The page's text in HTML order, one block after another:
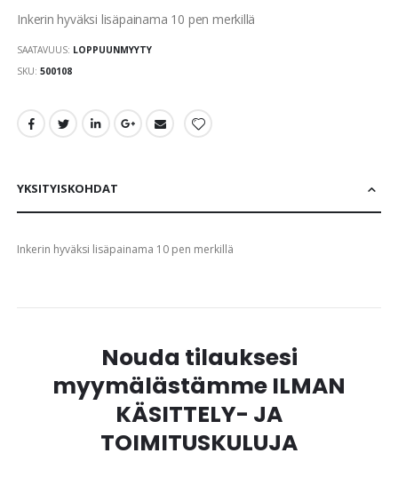
the
images
gallery
Inkerin hyväksi lisäpainama 10 pen merkillä
SAATAVUUS: LOPPUUNMYYTY
SKU 500108
YKSITYISKOHDAT
Inkerin hyväksi lisäpainama 10 pen merkillä
Nouda tilauksesi
myymälästämme ILMAN
KÄSITTELY- JA
TOIMITUSKULUJA